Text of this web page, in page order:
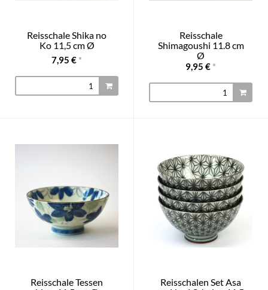
Reisschale Shika no
Ko 11,5 cm Ø
7,95 € *
Reisschale
Shimagoushi 11.8 cm
Ø
9,95 € *
Reisschale Tessen
Reisschalen Set Asa